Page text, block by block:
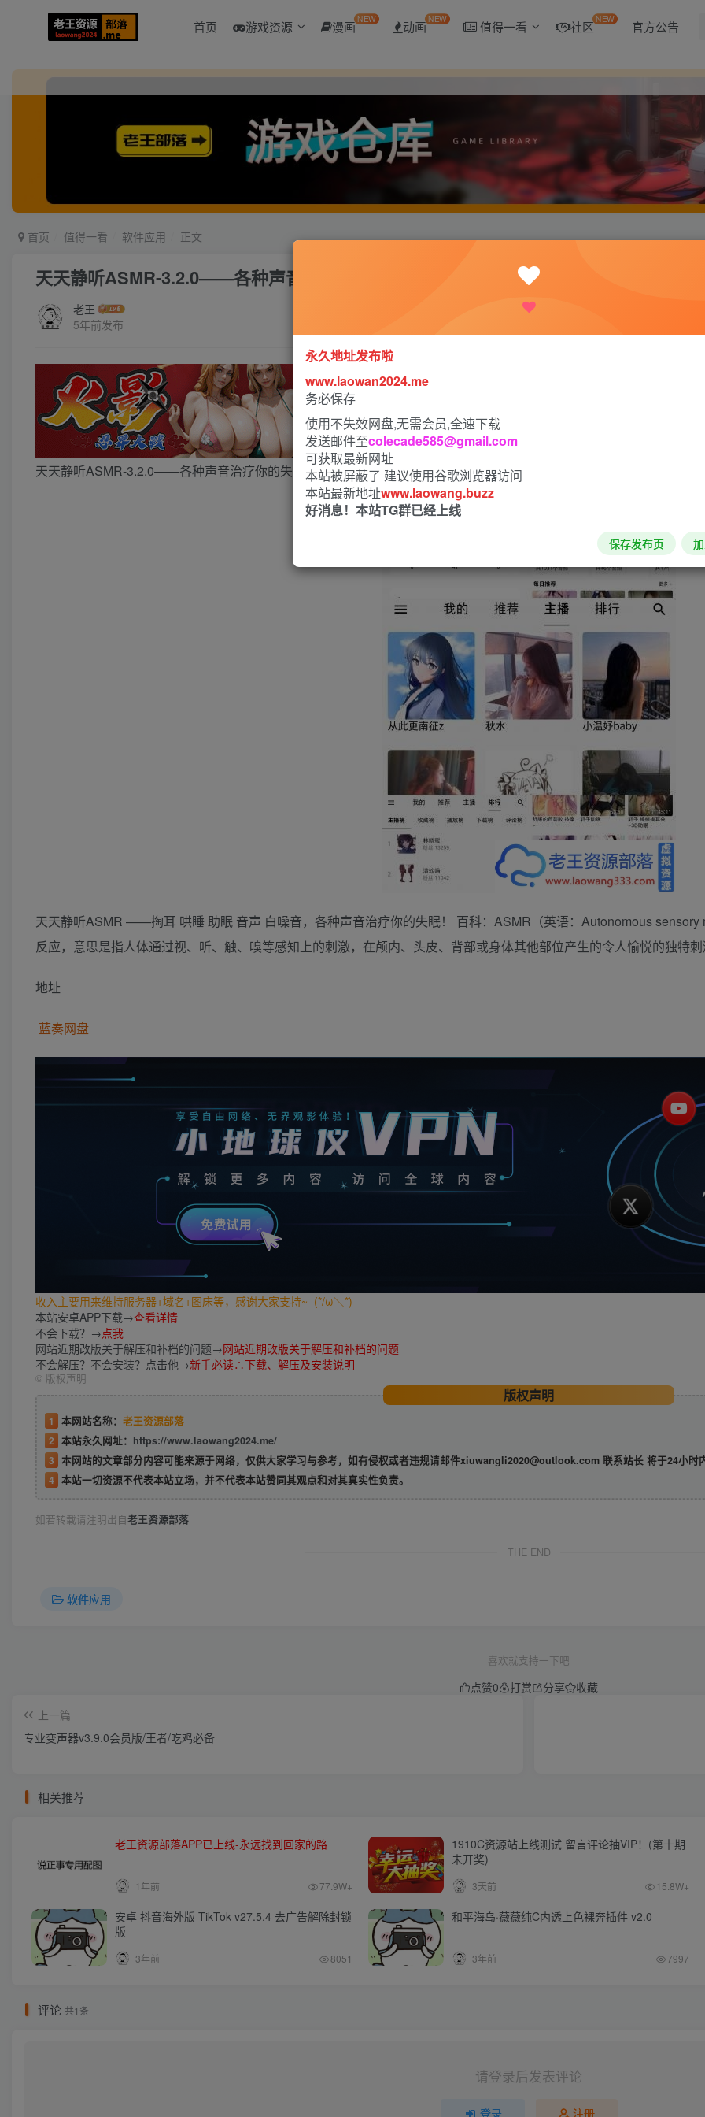
首页 游戏资源 漫画NEW 动画 NEW 值得一看 社区NEW 官方公告
首页 值得一看 软件应用 正文
天天静听ASMR-3.2.0——各种声音治疗你的失眠
老王
5年前发布
天天静听ASMR-3.2.0——各种声音治疗你的失眠
天天静听ASMR ——掏耳 哄睡 助眠 音声 白噪音，各种声音治疗你的失眠！ 百科：ASMR（英语：Autonomous
反应，意思是指人体通过视、听、触、嗅等感知上的刺激，在颅内、头皮、背部或身体其他部位产生的令人愉悦的独特
地址
蓝奏网盘
收入主要用来维持服务器+域名+图床等，感谢大家支持~ (*/ω＼*)
本站安卓APP下载→查看详情
不会下载？→点我
网站近期改版关于解压和补档的问题→网站近期改版关于解压和补档的问题
不会解压？不会安装？点击他→新手必读∴下载、解压及安装说明
© 版权声明
版权声明
1 本网站名称： 老王资源部落
2 本站永久网址： https://www.laowang2024.me/
3 本网站的文章部分内容可能来源于网络，仅供大家学习与参考，如有侵权或者违规请邮件xiuwangli2020@outlook.com 联系站长 将于24小时
4 本站一切资源不代表本站立场，并不代表本站赞同其观点和对其真实性负责。
如若转载请注明出自老王资源部落
THE END
软件应用
喜欢就支持一下吧
点赞0 打赏 分享
收藏
上一篇
专业变声器v3.9.0会员版/王者/吃鸡必备
相关推荐
老王资源部落APP已上线-永远找到回家的路
1年前 77.9W+
1910C资源站上线测试 留言评论抽VIP！(第十期
未开奖)
3天前 15.8W+
安卓 抖音海外版 TikTok v27.5.4 去广告解除封锁
版
3年前 8051
和平海岛·薇薇纯C内透上色裸奔插件 v2.0
3年前 7997
评论 共1条
请登录后发表评论
登录 注册
永久地址发布啦
www.laowan2024.me
务必保存
使用不失效网盘,无需会员,全速下载
发送邮件至colecade585@gmail.com
可获取最新网址
本站被屏蔽了 建议使用谷歌浏览器访问
本站最新地址www.laowang.buzz
好消息！本站TG群已经上线
保存发布页